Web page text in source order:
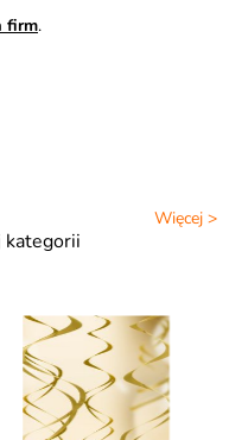
firm.
Więcej >
kategorii